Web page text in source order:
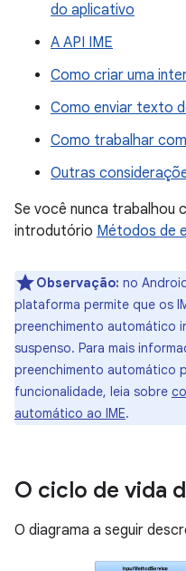
do aplicativo
A API IME
Como criar uma
Como enviar texto
Como trabalhar
Outras
Se você nunca trabalhou
introdutório Métodos de
Observação: no
plataforma permite que os
preenchimento automático
suspenso. Para mais
preenchimento automático
funcionalidade, leia sobre
automático ao IME.
O ciclo de vida
O diagrama a seguir